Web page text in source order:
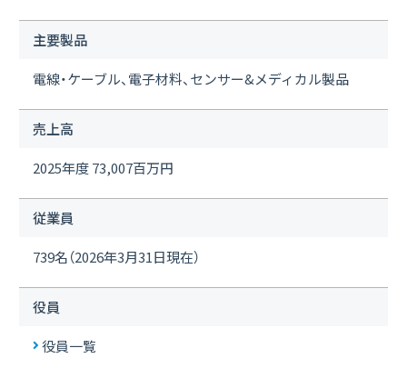
主要製品
電線・ケーブル、電子材料、センサー&メディカル製品
売上高
2025年度 73,007百万円
従業員
739名（2026年3月31日現在）
役員
役員一覧